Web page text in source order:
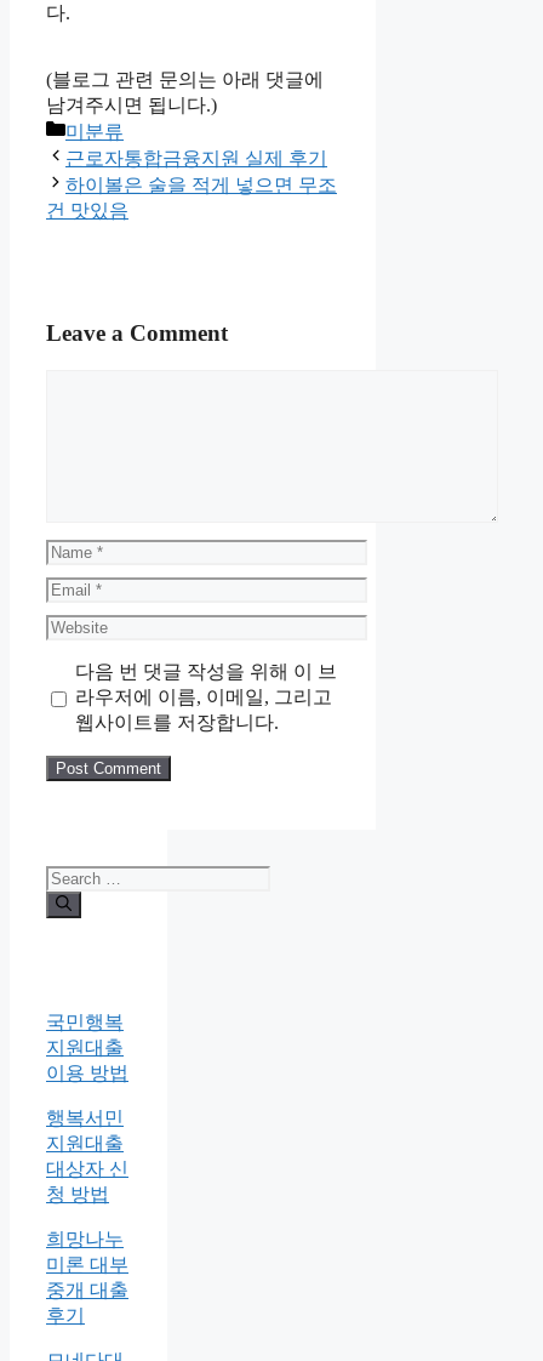
다.
(블로그 관련 문의는 아래 댓글에
남겨주시면 됩니다.)
Categories
미분류
근로자통합금융지원 실제 후기
하이볼은 술을 적게 넣으면 무조
건 맛있음
Leave a Comment
Name
Email
Website
다음 번 댓글 작성을 위해 이 브
라우저에 이름, 이메일, 그리고
웹사이트를 저장합니다.
Search
for:
국민행복
지원대출
이용 방법
행복서민
지원대출
대상자 신
청 방법
희망나누
미론 대부
중개 대출
후기